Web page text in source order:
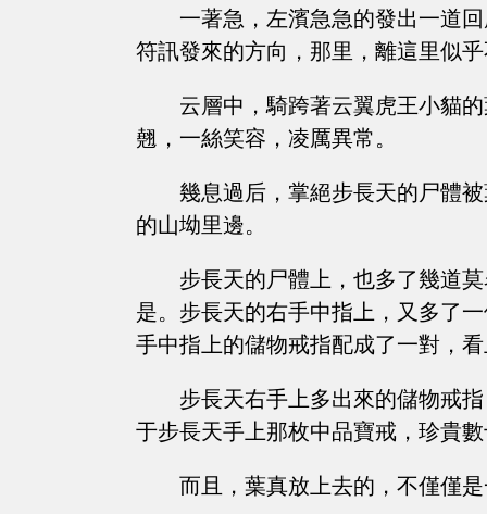
一著急，左濱急急的發出一道
符訊發來的方向，那里，離這里似
云層中，騎跨著云翼虎王小貓
翹，一絲笑容，凌厲異常。
幾息過后，掌絕步長天的尸體
的山坳里邊。
步長天的尸體上，也多了幾道
是。步長天的右手中指上，又多了
手中指上的儲物戒指配成了一對，
步長天右手上多出來的儲物戒
于步長天手上那枚中品寶戒，珍貴
而且，葉真放上去的，不僅僅